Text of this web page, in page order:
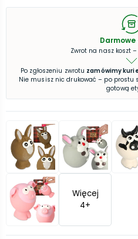
Zwrot na nasz koszt
Po zgłoszeniu zwrotu zamówimy
Nie musisz nic drukować – po prostu
gotową
Więcej
4+